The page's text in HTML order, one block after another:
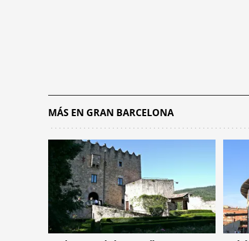
MÁS EN GRAN BARCELONA